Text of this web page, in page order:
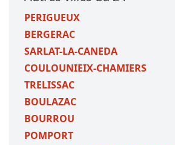
PERIGUEUX
BERGERAC
SARLAT-LA-CANEDA
COULOUNIEIX-CHAMIERS
TRELISSAC
BOULAZAC
BOURROU
POMPORT